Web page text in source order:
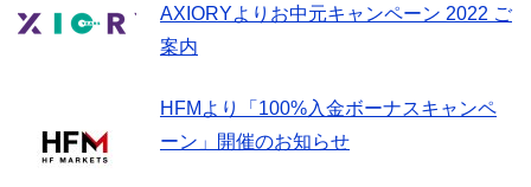
AXIORYよりお中元キャンペーン 2022 ご
案内
HFMより「100%入金ボーナスキャンペ
ーン」開催のお知らせ